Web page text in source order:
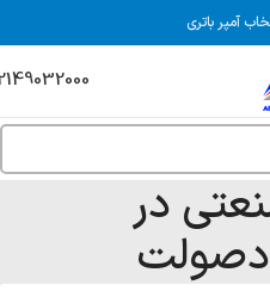
آمپر باتری
در